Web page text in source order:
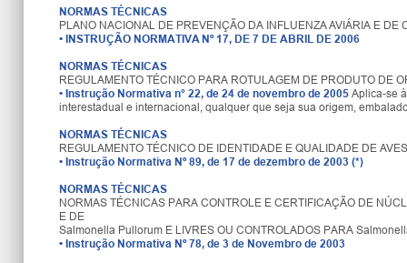
NORMAS TÉCNICAS
PLANO NACIONAL DE PREVENÇÃO DA INFLUENZA AVIÁRIA E
• INSTRUÇÃO NORMATIVA Nº 17, DE 7 DE ABRIL DE 2006
NORMAS TÉCNICAS
REGULAMENTO TÉCNICO PARA ROTULAGEM DE PRODUTO DE
• Instrução Normativa n° 22, de 24 de novembro de 2005 Aplica-se
interestadual e internacional, qualquer que seja sua origem,
NORMAS TÉCNICAS
REGULAMENTO TÉCNICO DE IDENTIDADE E QUALIDADE DE
• Instrução Normativa Nº 89, de 17 de dezembro de 2003 (*)
NORMAS TÉCNICAS
NORMAS TÉCNICAS PARA CONTROLE E CERTIFICAÇÃO DE
E DE
Salmonella Pullorum E LIVRES OU CONTROLADOS PARA
• Instrução Normativa Nº 78, de 3 de Novembro de 2003